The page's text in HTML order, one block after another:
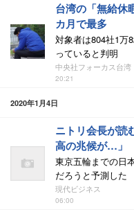
台湾の「無給休
カ月で最多
対象者は804社1万
っていると判明
中央社フォーカス台湾
20:21
2020年1月4日
ニトリ会長が読
高の兆候が…」
東京五輪までの日
だろうと予測した
現代ビジネス
06:00